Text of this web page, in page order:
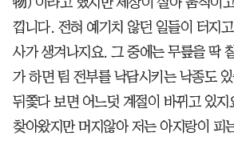
낍니다. 전혀 예기치 않던 일들이 터지
사가 생겨나지요. 그 중에는 무릎을 딱
가 하면 팀 전부를 낙담시키는 낙종도
뒤쫓다 보면 어느덧 계절이 바뀌고 있지
찾아왔지만 머지않아 저는 아지랑이 피